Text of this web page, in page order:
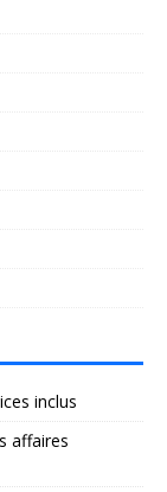
inclus
affaires